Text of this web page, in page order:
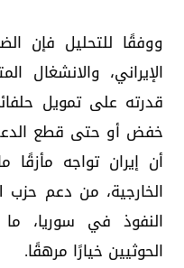
ووفقًا للتحليل فإن
الإيراني، والانشغال
قدرته على تمويل
خفض أو حتى قطع
أن إيران تواجه مأزقًا
الخارجية، من دعم حزب
النفوذ في سوريا،
الحوثيين خيارًا مرهقًا.